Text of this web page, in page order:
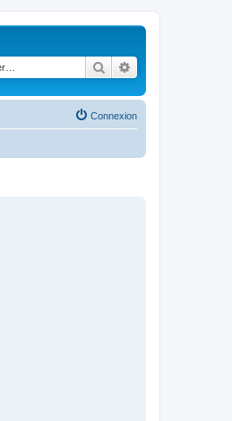
Rechercher
Connexion